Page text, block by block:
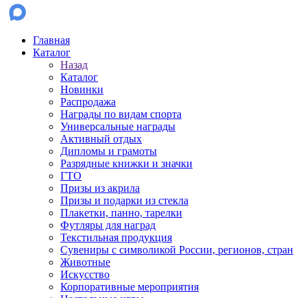
Главная
Каталог
Назад
Каталог
Новинки
Распродажа
Награды по видам спорта
Универсальные награды
Активный отдых
Дипломы и грамоты
Разрядные книжки и значки
ГТО
Призы из акрила
Призы и подарки из стекла
Плакетки, панно, тарелки
Футляры для наград
Текстильная продукция
Сувениры с символикой России, регионов, стран
Животные
Искусство
Корпоративные мероприятия